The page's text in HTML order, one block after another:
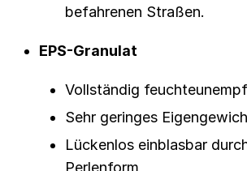
befahrenen Straßen.
EPS-Granulat
Vollständig
Sehr geringes
Lückenlos einblasbar
Perlenform